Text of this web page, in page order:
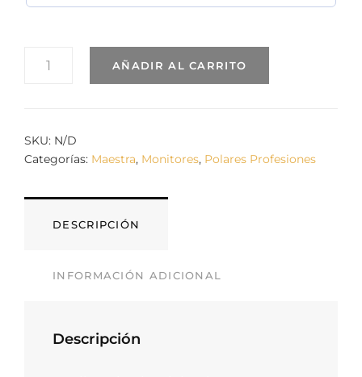
AUXILIAR
EDUCATIVO.
CANTIDAD
AÑADIR AL CARRITO
SKU: N/D
Categorías: Maestra, Monitores, Polares Profesiones
DESCRIPCIÓN
INFORMACIÓN ADICIONAL
Descripción